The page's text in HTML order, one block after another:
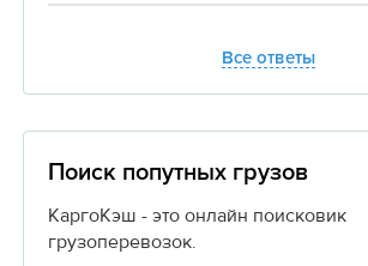
Все ответы
Поиск попутных грузов
КаргоКэш - это онлайн поисковик
грузоперевозок.